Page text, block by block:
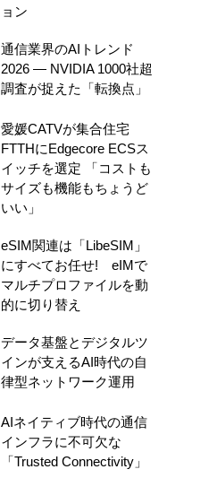
ョン
通信業界のAIトレンド
2026 ― NVIDIA 1000社超
調査が捉えた「転換点」
愛媛CATVが集合住宅
FTTHにEdgecore ECSス
イッチを選定 「コストも
サイズも機能もちょうど
いい」
eSIM関連は「LibeSIM」
にすべてお任せ! eIMで
マルチプロファイルを動
的に切り替え
データ基盤とデジタルツ
インが支えるAI時代の自
律型ネットワーク運用
AIネイティブ時代の通信
インフラに不可欠な
「Trusted Connectivity」